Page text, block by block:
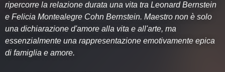
ripercorre la relazione durata una vita tra Leonard Bernstein
e Felicia Montealegre Cohn Bernstein. Maestro non è solo
una dichiarazione d'amore alla vita e all'arte, ma
essenzialmente una rappresentazione emotivamente epica
di famiglia e amore.